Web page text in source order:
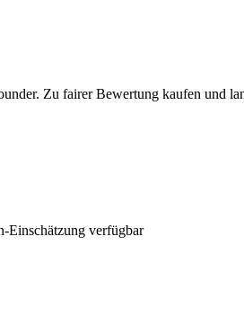
Zu fairer Bewertung kaufen und
Einschätzung verfügbar